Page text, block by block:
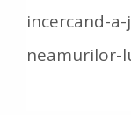
incercand-
neamurilor-